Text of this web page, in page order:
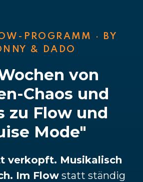
PROGRAMM · BY
& DADO
von
Chaos und
zu Flow und
Mode"
verkopft. Musikalisch
Im Flow statt ständig